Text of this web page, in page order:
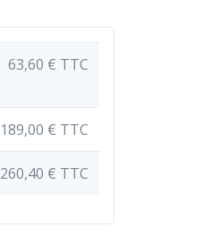
63,60 € TTC
189,00 € TTC
260,40 € TTC